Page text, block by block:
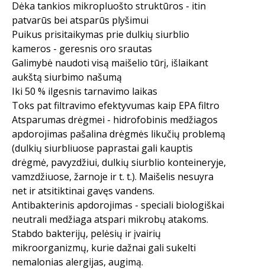
Dėka tankios mikropluošto struktūros - itin
patvarūs bei atsparūs plyšimui
Puikus prisitaikymas prie dulkių siurblio
kameros - geresnis oro srautas
Galimybė naudoti visą maišelio tūrį, išlaikant
aukštą siurbimo našumą
Iki 50 % ilgesnis tarnavimo laikas
Toks pat filtravimo efektyvumas kaip EPA filtro
Atsparumas drėgmei - hidrofobinis medžiagos
apdorojimas pašalina drėgmės likučių problemą
(dulkių siurbliuose paprastai gali kauptis
drėgmė, pavyzdžiui, dulkių siurblio konteineryje,
vamzdžiuose, žarnoje ir t. t.). Maišelis nesuyra
net ir atsitiktinai gavęs vandens.
Antibakterinis apdorojimas - speciali biologiškai
neutrali medžiaga atspari mikrobų atakoms.
Stabdo bakterijų, pelėsių ir įvairių
mikroorganizmų, kurie dažnai gali sukelti
nemalonias alergijas, augimą.